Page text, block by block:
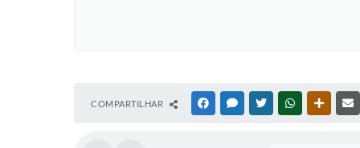
COMPARTILHAR FACEBOOKMESSENGER
TWITTERWHATSAPP